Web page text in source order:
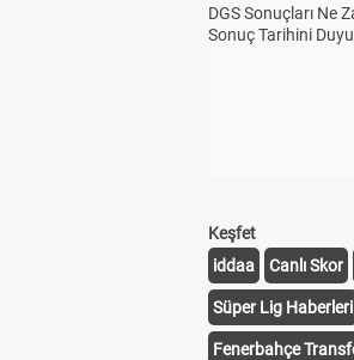
DGS Sonuçları Ne
Sonuç Tarihini
Keşfet
iddaa
Canlı Skor
Süper Lig Haberleri
Fenerbahçe